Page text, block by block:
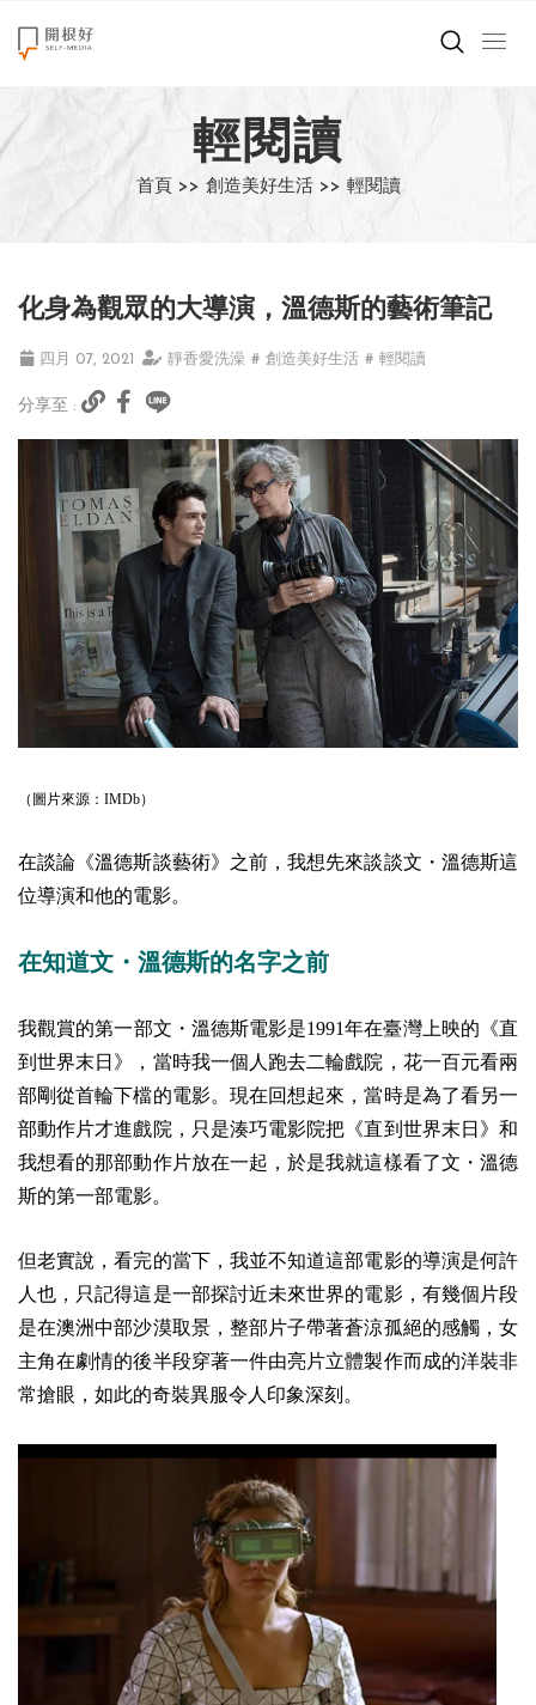
來點正能量
世界在想什麼
創造美好生活
影片專區
關於我們
輕閱讀
首頁 >> 創造美好生活 >> 輕閱讀
化身為觀眾的大導演，溫德斯的藝術筆記
四月 07, 2021 靜香愛洗澡 # 創造美好生活 # 輕閱讀
分享至 :
（圖片來源：IMDb）
在談論《溫德斯談藝術》之前，我想先來談談文・溫德斯這
位導演和他的電影。
在知道文・溫德斯的名字之前
我觀賞的第一部文・溫德斯電影是1991年在臺灣上映的《直
到世界末日》，當時我一個人跑去二輪戲院，花一百元看兩
部剛從首輪下檔的電影。現在回想起來，當時是為了看另一
部動作片才進戲院，只是湊巧電影院把《直到世界末日》和
我想看的那部動作片放在一起，於是我就這樣看了文・溫德
斯的第一部電影。
但老實說，看完的當下，我並不知道這部電影的導演是何許
人也，只記得這是一部探討近未來世界的電影，有幾個片段
是在澳洲中部沙漠取景，整部片子帶著蒼涼孤絕的感觸，女
主角在劇情的後半段穿著一件由亮片立體製作而成的洋裝非
常搶眼，如此的奇裝異服令人印象深刻。